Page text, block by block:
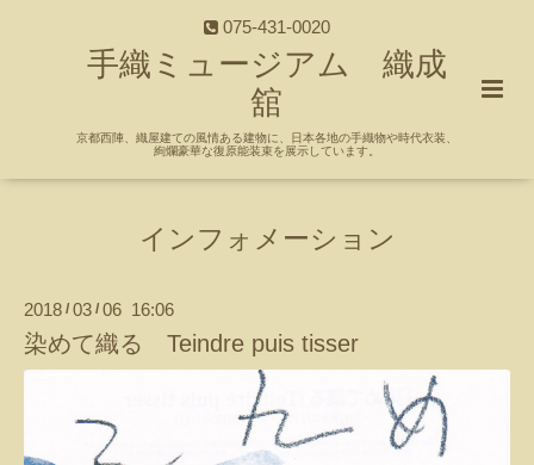
075-431-0020
手織ミュージアム 織成
舘
京都西陣、織屋建ての風情ある建物に、日本各地の手織物や時代衣装、
絢爛豪華な復原能装束を展示しています。
インフォメーション
2018 / 03 / 06 16:06
染めて織る Teindre puis tisser